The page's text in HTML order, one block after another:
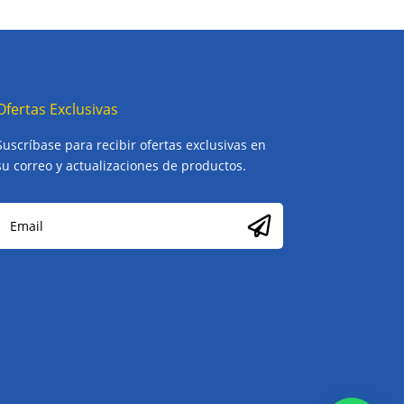
Exclusivas
para recibir ofertas exclusivas en
correo y actualizaciones de productos.